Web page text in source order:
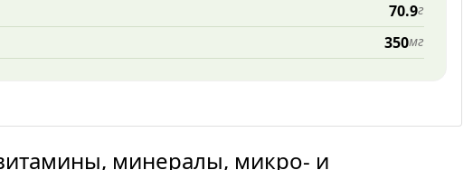
70.9г
350мг
минералы, микро- и